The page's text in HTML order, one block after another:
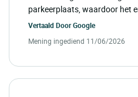
parkeerplaats, waardoor het
Vertaald DoorGoogle
Mening ingediend 11/06/2026